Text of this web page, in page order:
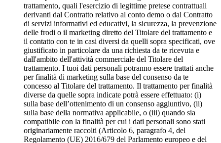
trattamento, quali l'esercizio di legittime pretese contrattuali
derivanti dal Contratto relativo al conto demo o dal Contratto
di servizi informativi ed educativi, la sicurezza, la prevenzione
delle frodi o il marketing diretto del Titolare del trattamento e
il contatto con te in casi diversi da quelli sopra specificati, ove
giustificato in particolare da una richiesta da te ricevuta e
dall'ambito dell'attività commerciale del Titolare del
trattamento. I tuoi dati personali potranno essere trattati anche
per finalità di marketing sulla base del consenso da te
concesso al Titolare del trattamento. Il trattamento per finalità
diverse da quelle sopra indicate potrà essere effettuato: (i)
sulla base dell’ottenimento di un consenso aggiuntivo, (ii)
sulla base della normativa applicabile, o (iii) quando sia
compatibile con la finalità per cui i dati personali sono stati
originariamente raccolti (Articolo 6, paragrafo 4, del
Regolamento (UE) 2016/679 del Parlamento europeo e del